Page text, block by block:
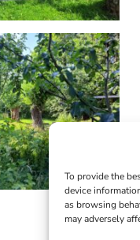
To provide the
device
as browsing
may adversely